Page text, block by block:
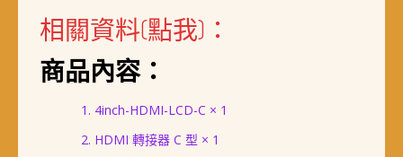
相關資料(點我)：
商品內容：
4inch-HDMI-LCD-C × 1
HDMI 轉接器 C 型 × 1